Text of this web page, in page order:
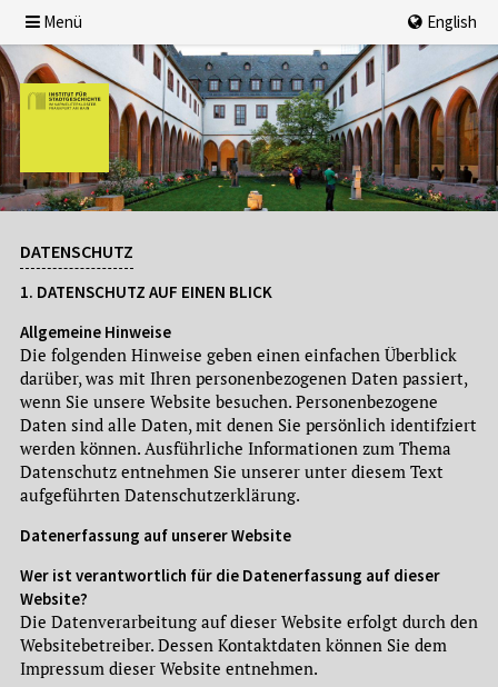
Menü English
DATENSCHUTZ
1. DATENSCHUTZ AUF EINEN BLICK
Allgemeine Hinweise
Die folgenden Hinweise geben einen einfachen Überblick
darüber, was mit Ihren personenbezogenen Daten passiert,
wenn Sie unsere Website besuchen. Personenbezogene
Daten sind alle Daten, mit denen Sie persönlich identifziert
werden können. Ausführliche Informationen zum Thema
Datenschutz entnehmen Sie unserer unter diesem Text
aufgeführten Datenschutzerklärung.
Datenerfassung auf unserer Website
Wer ist verantwortlich für die Datenerfassung auf dieser
Website?
Die Datenverarbeitung auf dieser Website erfolgt durch den
Websitebetreiber. Dessen Kontaktdaten können Sie dem
Impressum dieser Website entnehmen.